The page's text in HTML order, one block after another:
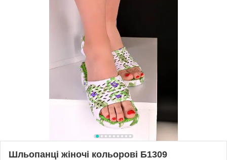
Шльопанці жіночі кольорові Б1309